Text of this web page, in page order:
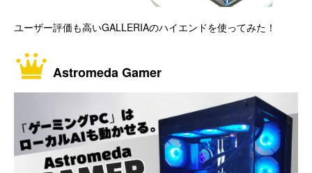
ユーザー評価も高いGALLERIAのハイエンドを使ってみた！
Astromeda Gamer